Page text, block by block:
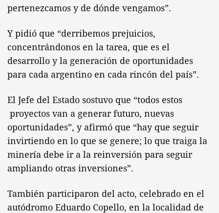
pertenezcamos y de dónde vengamos”.
Y pidió que “derribemos prejuicios,
concentrándonos en la tarea, que es el
desarrollo y la generación de oportunidades
para cada argentino en cada rincón del país”.
El Jefe del Estado sostuvo que “todos estos
proyectos van a generar futuro, nuevas
oportunidades”, y afirmó que “hay que seguir
invirtiendo en lo que se genere; lo que traiga la
minería debe ir a la reinversión para seguir
ampliando otras inversiones”.
También participaron del acto, celebrado en el
autódromo Eduardo Copello, en la localidad de